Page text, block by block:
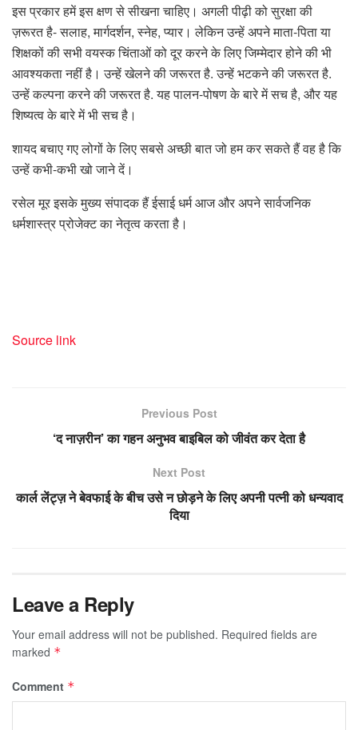
इस प्रकार हमें इस क्षण से सीखना चाहिए। अगली पीढ़ी को सुरक्षा की
ज़रूरत है- सलाह, मार्गदर्शन, स्नेह, प्यार। लेकिन उन्हें अपने माता-पिता या
शिक्षकों की सभी वयस्क चिंताओं को दूर करने के लिए जिम्मेदार होने की भी
आवश्यकता नहीं है। उन्हें खेलने की जरूरत है. उन्हें भटकने की जरूरत है.
उन्हें कल्पना करने की जरूरत है. यह पालन-पोषण के बारे में सच है, और यह
शिष्यत्व के बारे में भी सच है।
शायद बचाए गए लोगों के लिए सबसे अच्छी बात जो हम कर सकते हैं वह है कि
उन्हें कभी-कभी खो जाने दें।
रसेल मूर इसके मुख्य संपादक हैंईसाई धर्म आजऔर अपने सार्वजनिक
धर्मशास्त्र प्रोजेक्ट का नेतृत्व करता है।
Source link
Previous Post
‘द नाज़रीन’ का गहन अनुभव बाइबिल को जीवंत कर देता है
Next Post
कार्ल लेंट्ज़ ने बेवफाई के बीच उसे न छोड़ने के लिए अपनी पत्नी को धन्यवाद
दिया
Leave a Reply
Your email address will not be published. Required fields are
marked *
Comment *